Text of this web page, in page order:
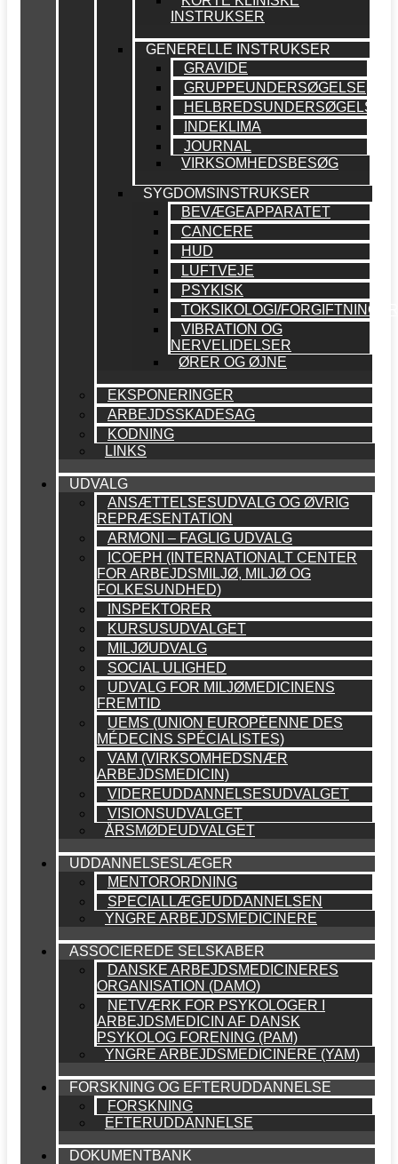
INSTRUKSER
GENERELLE INSTRUKSER
GRAVIDE
GRUPPEUNDERSØGELSE
HELBREDSUNDERSØGELSE
INDEKLIMA
JOURNAL
VIRKSOMHEDSBESØG
SYGDOMSINSTRUKSER
BEVÆGEAPPARATET
CANCERE
HUD
LUFTVEJE
PSYKISK
TOKSIKOLOGI/FORGIFTNINGER
VIBRATION OG
NERVELIDELSER
ØRER OG ØJNE
EKSPONERINGER
ARBEJDSSKADESAG
KODNING
LINKS
UDVALG
ANSÆTTELSESUDVALG OG ØVRIG
REPRÆSENTATION
ARMONI – FAGLIG UDVALG
ICOEPH (INTERNATIONALT CENTER
FOR ARBEJDSMILJØ, MILJØ OG
FOLKESUNDHED)
INSPEKTORER
KURSUSUDVALGET
MILJØUDVALG
SOCIAL ULIGHED
UDVALG FOR MILJØMEDICINENS
FREMTID
UEMS (UNION EUROPÉENNE DES
MÉDECINS SPÉCIALISTES)
VAM (VIRKSOMHEDSNÆR
ARBEJDSMEDICIN)
VIDEREUDDANNELSESUDVALGET
VISIONSUDVALGET
ÅRSMØDEUDVALGET
UDDANNELSESLÆGER
MENTORORDNING
SPECIALLÆGEUDDANNELSEN
YNGRE ARBEJDSMEDICINERE
ASSOCIEREDE SELSKABER
DANSKE ARBEJDSMEDICINERES
ORGANISATION (DAMO)
NETVÆRK FOR PSYKOLOGER I
ARBEJDSMEDICIN AF DANSK
PSYKOLOG FORENING (PAM)
YNGRE ARBEJDSMEDICINERE (YAM)
FORSKNING OG EFTERUDDANNELSE
FORSKNING
EFTERUDDANNELSE
DOKUMENTBANK